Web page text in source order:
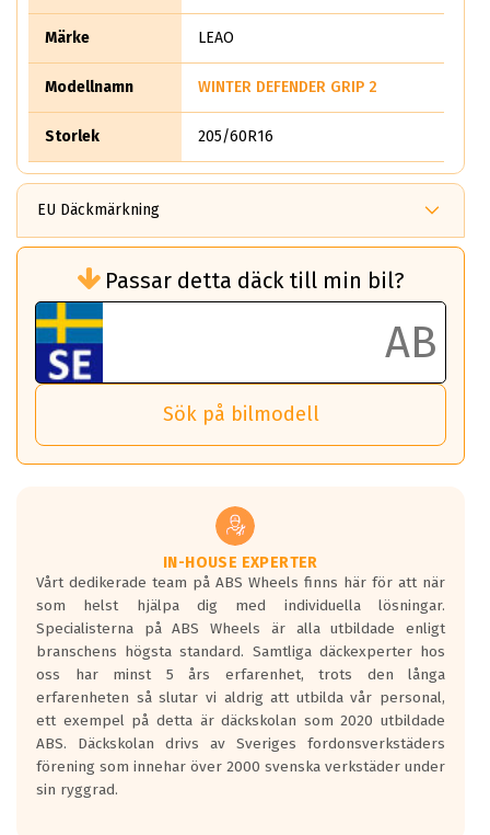
Märke LEAO
Modellnamn WINTER DEFENDER GRIP 2
Storlek 205/60R16
EU Däckmärkning
bränsleförbrukningen)
Det ska vara en betygsskala från klass A
till G för rullmotstånd.
Ett klass A däck kommer ha 6,5% bättre
bränsleförbrukning än ett klass G däck.
Det betyder att om man kör 10,000 km,
så sparar man 50 liter bränsle med ett
vilken körstil du använder.
Våtgrepp egenskaper:
Betygsskalan är satt A till F. Där A påvisar
den kortaste bromssträckan och F är den
längsta.
Inga D eller G betyg delas ut för
personbilar och lätta lastbilar.
Betyget sätts efter ett test där däcken
skall bromsa in på en väg där det ligger
0.5-1.5 mm vatten.
I 80km/h kommer skillnaden på
Passar detta däck till min bil?
Sök på bilmodell
IN-HOUSE EXPERTER
Vårt dedikerade team på ABS Wheels finns här för att när
som helst hjälpa dig med individuella lösningar.
Specialisterna på ABS Wheels är alla utbildade enligt
branschens högsta standard. Samtliga däckexperter hos
oss har minst 5 års erfarenhet, trots den långa
erfarenheten så slutar vi aldrig att utbilda vår personal,
ett exempel på detta är däckskolan som 2020 utbildade
ABS. Däckskolan drivs av Sveriges fordonsverkstäders
förening som innehar över 2000 svenska verkstäder under
sin ryggrad.